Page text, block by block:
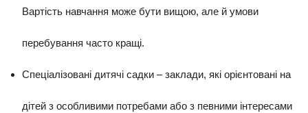
Вартість навчання може бути вищою, але й умови
перебування часто кращі.
Спеціалізовані дитячі садки – заклади, які орієнтовані на
дітей з особливими потребами або з певними інтересами